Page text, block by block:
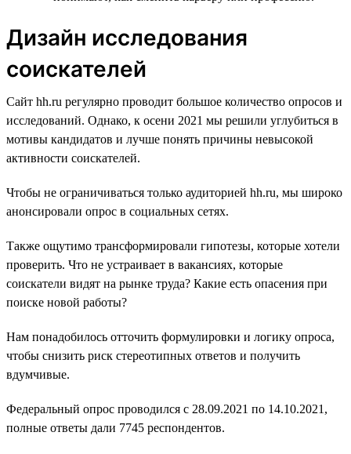
Дизайн исследования
соискателей
Сайт hh.ru регулярно проводит большое количество опросов и
исследований. Однако, к осени 2021 мы решили углубиться в
мотивы кандидатов и лучше понять причины невысокой
активности соискателей.
Чтобы не ограничиваться только аудиторией hh.ru, мы широко
анонсировали опрос в социальных сетях.
Также ощутимо трансформировали гипотезы, которые хотели
проверить. Что не устраивает в вакансиях, которые
соискатели видят на рынке труда? Какие есть опасения при
поиске новой работы?
Нам понадобилось отточить формулировки и логику опроса,
чтобы снизить риск стереотипных ответов и получить
вдумчивые.
Федеральный опрос проводился с 28.09.2021 по 14.10.2021,
полные ответы дали 7745 респондентов.